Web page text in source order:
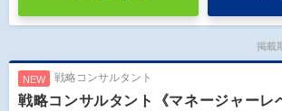
掲載
NEW 戦略コンサルタント
戦略コンサルタント《マネージャー